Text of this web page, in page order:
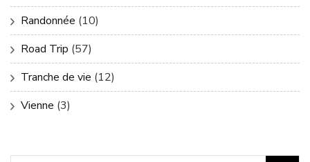
Randonnée (10)
Road Trip (57)
Tranche de vie (12)
Vienne (3)